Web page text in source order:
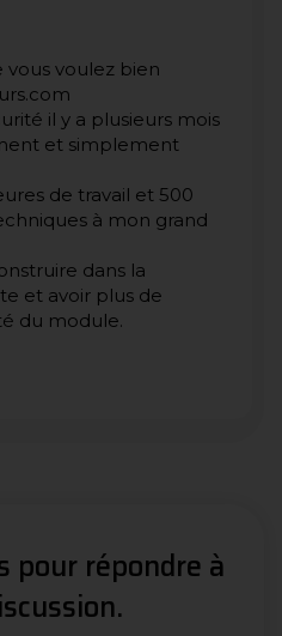
vous voulez bien
il y a plusieurs mois
et simplement
de travail et 500
à mon grand
dans la
et avoir plus de
du module.
pour répondre à